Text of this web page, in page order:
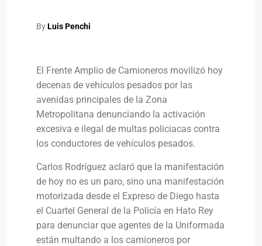
ByLuis Penchi
El Frente Amplio de Camioneros movilizó hoy
decenas de vehículos pesados por las
avenidas principales de la Zona
Metropolitana denunciando la activación
excesiva e ilegal de multas policiacas contra
los conductores de vehículos pesados.
Carlos Rodríguez aclaró que la manifestación
de hoy no es un paro, sino una manifestación
motorizada desde el Expreso de Diego hasta
el Cuartel General de la Policía en Hato Rey
para denunciar que agentes de la Uniformada
están multando a los camioneros por